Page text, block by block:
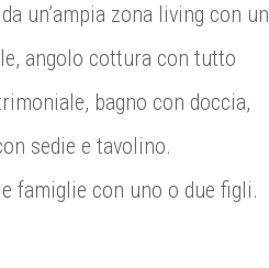
un’ampia zona living con un
angolo cottura con tutto
bagno con doccia,
sedie e tavolino.
famiglie con uno o due figli.